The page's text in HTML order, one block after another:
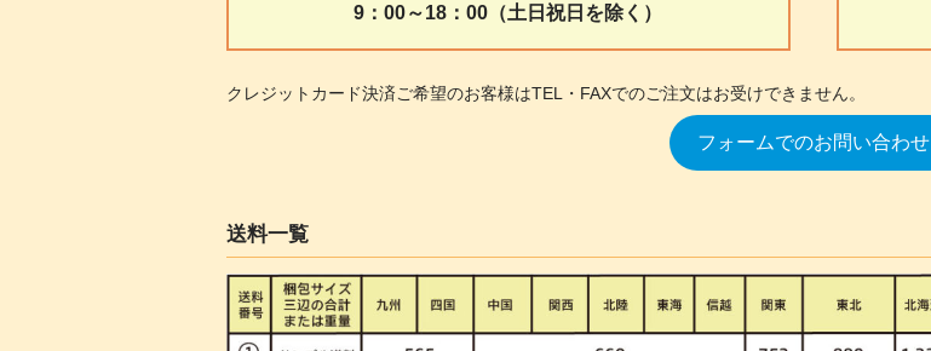
9：00～18：00（土日祝日を除く）
クレジットカード決済ご希望のお客様はTEL・FAXでのご注文はお受けできません。
フォームでのお問い合わせ
送料一覧